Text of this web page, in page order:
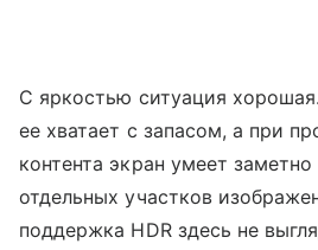
С яркостью ситуация
ее хватает с запасом, а при
контента экран умеет
отдельных участков
поддержка HDR здесь не